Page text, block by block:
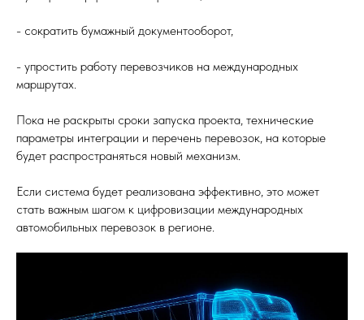
- сократить бумажный документооборот,
- упростить работу перевозчиков на международных
маршрутах.
Пока не раскрыты сроки запуска проекта, технические
параметры интеграции и перечень перевозок, на которые
будет распространяться новый механизм.
Если система будет реализована эффективно, это может
стать важным шагом к цифровизации международных
автомобильных перевозок в регионе.